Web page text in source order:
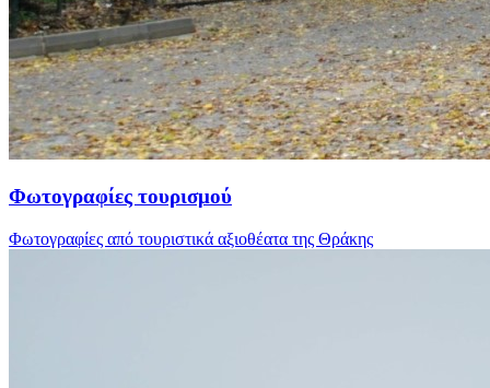
Φωτογραφίες τουρισμού
Φωτογραφίες από τουριστικά αξιοθέατα της Θράκης